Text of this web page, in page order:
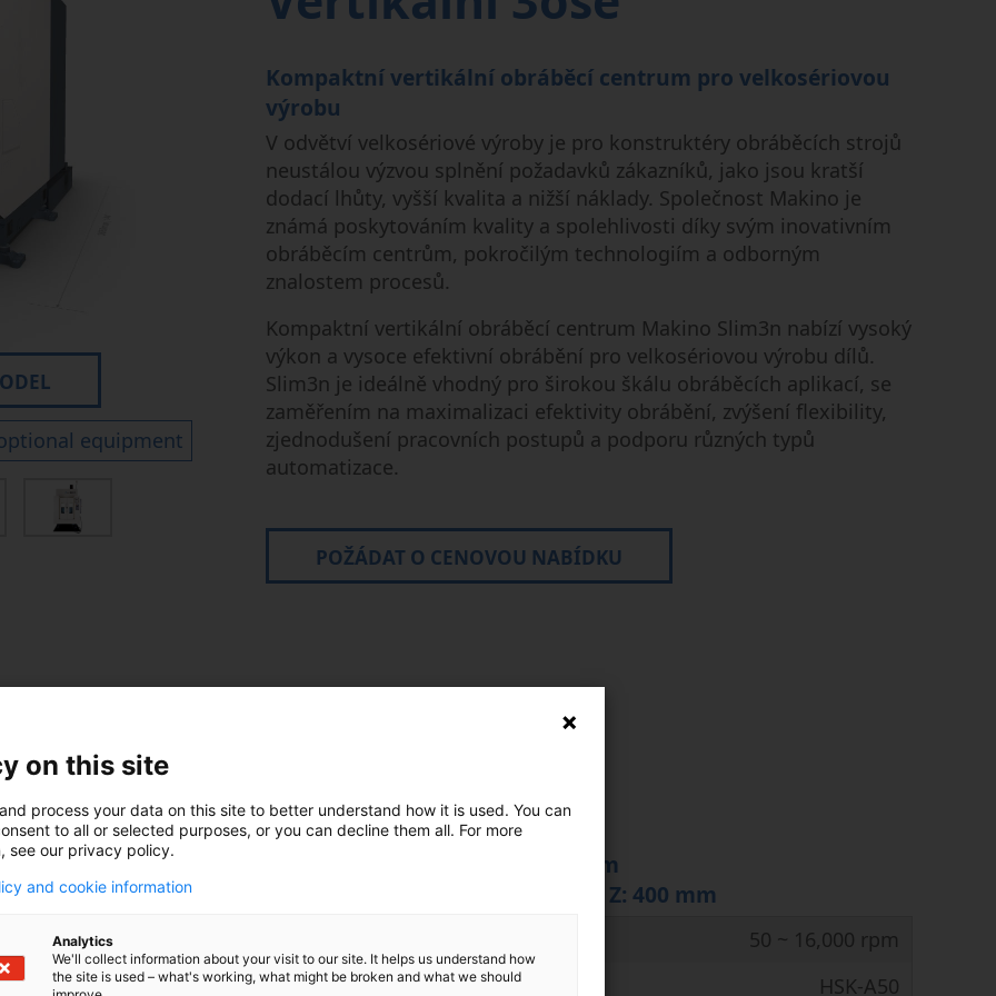
Semi-Conductor
equipment
Kompaktní vertikální obráběcí centrum pro velkosériovou
výrobu
V odvětví velkosériové výroby je pro konstruktéry obráběcích strojů
neustálou výzvou splnění požadavků zákazníků, jako jsou kratší
dodací lhůty, vyšší kvalita a nižší náklady. Společnost Makino je
známá poskytováním kvality a spolehlivosti díky svým inovativním
obráběcím centrům, pokročilým technologiím a odborným
znalostem procesů.
Kompaktní vertikální obráběcí centrum Makino Slim3n nabízí vysoký
výkon a vysoce efektivní obrábění pro velkosériovou výrobu dílů.
Slim3n je ideálně vhodný pro širokou škálu obráběcích aplikací, se
zaměřením na maximalizaci efektivity obrábění, zvýšení flexibility,
zjednodušení pracovních postupů a podporu různých typů
automatizace.
POŽÁDAT O CENOVOU NABÍDKU
specifikace
která zákazníkům
umožňuje větší
a snadné
aplikací. Při návrhu
Tabulka: 600 × 400 mm
X: 500 mm Y: 400 mm Z: 400 mm
50 ~ 16,000 rpm
Vřetenový Kužel
HSK-A50
on this site
process your data on this site to better understand how it is used. You can
to all or selected purposes, or you can decline them all. For more
see our privacy policy.
and cookie information
Analytics
We'll collect information about your visit to our site. It helps us understand how
the site is used – what's working, what might be broken and what we should